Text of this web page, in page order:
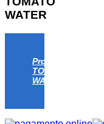
WATER
Progetto
TOMATO
WATER